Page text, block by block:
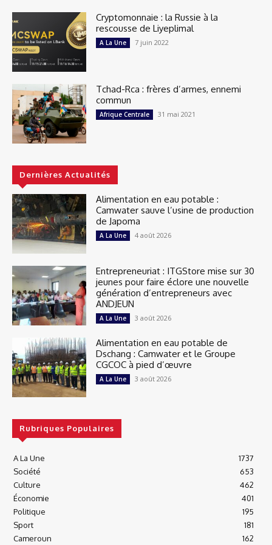
Cryptomonnaie : la Russie à la
rescousse de Liyeplimal
A La Une 7 juin 2022
Tchad-Rca : frères d’armes, ennemi
commun
Afrique Centrale 31 mai 2021
Dernières Actualités
Alimentation en eau potable :
Camwater sauve l’usine de production
de Japoma
A La Une 4 août 2026
Entrepreneuriat : ITGStore mise sur 30
jeunes pour faire éclore une nouvelle
génération d’entrepreneurs avec
ANDJEUN
A La Une 3 août 2026
Alimentation en eau potable de
Dschang : Camwater et le Groupe
CGCOC à pied d’œuvre
A La Une 3 août 2026
Rubriques Populaires
A La Une
1737
Société
653
Culture
462
Économie
401
Politique
195
Sport
181
Cameroun
162